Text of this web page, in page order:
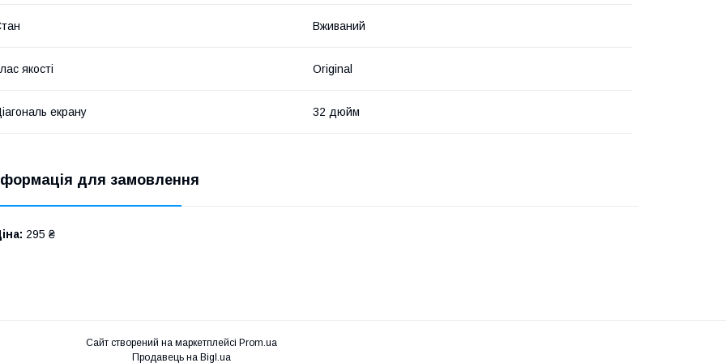
Вживаний
якості Original
екрану 32 дюйм
для замовлення
295 ₴
Сайт створений на маркетплейсі Prom.ua
Продавець на Bigl.ua